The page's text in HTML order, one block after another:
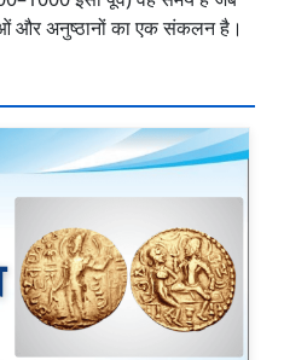
और अनुष्ठानों का एक संकलन है।